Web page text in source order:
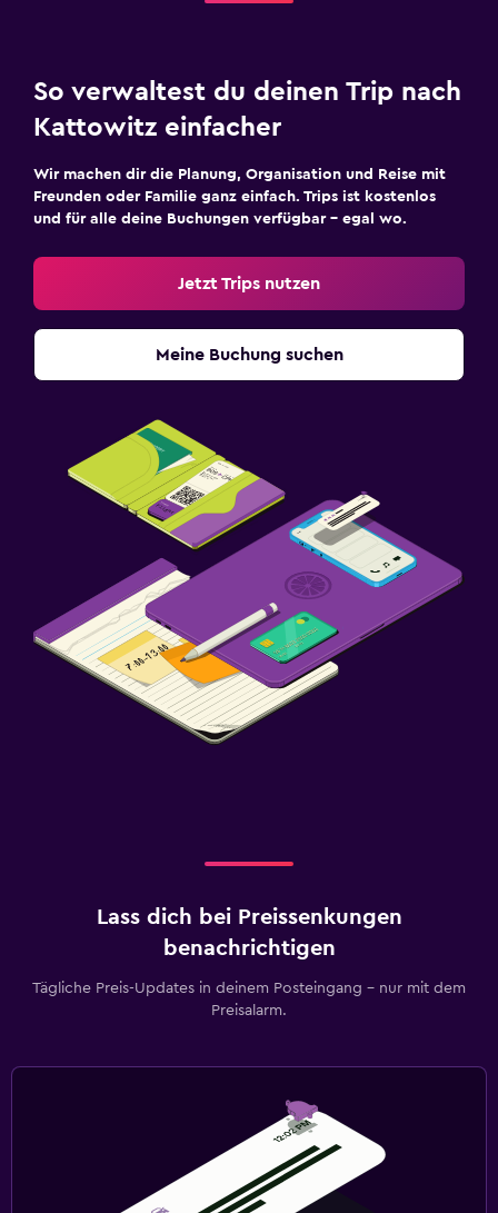
So verwaltest du deinen Trip nach
Kattowitz einfacher
Wir machen dir die Planung, Organisation und Reise mit
Freunden oder Familie ganz einfach. Trips ist kostenlos
und für alle deine Buchungen verfügbar – egal wo.
Jetzt Trips nutzen
Meine Buchung suchen
Lass dich bei Preissenkungen
benachrichtigen
Tägliche Preis-Updates in deinem Posteingang – nur mit dem
Preisalarm.